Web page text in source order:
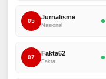
05
Jurnalisme
Nasional
07
Fakta62
Fakta